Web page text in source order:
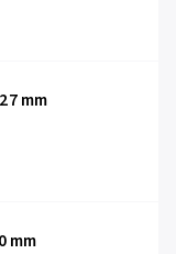
mm
mm